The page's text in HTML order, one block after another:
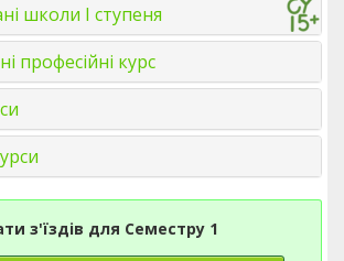
школи І ступеня
професійні курс
з'їздів для Семестру 1